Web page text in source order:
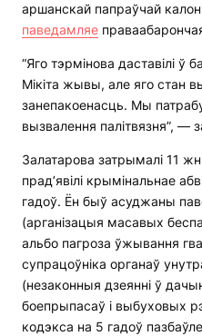
аршанскай папраўчай
паведамляе
“Яго тэрмінова даставілі ў
Мікіта жывы, але яго стан
занепакоенасць. Мы
вызвалення палітвязня”, —
Залатарова затрымалі 11
прад’явілі крымінальнае
гадоў. Ён быў асуджаны
(арганізацыя масавых
альбо пагроза ўжывання
супрацоўніка органаў
(незаконныя дзеянні ў
боепрыпасаў і выбуховых
кодэкса на 5 гадоў